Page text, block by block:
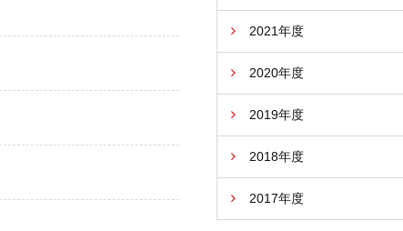
2021年度
2020年度
2019年度
2018年度
2017年度